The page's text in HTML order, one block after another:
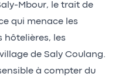
Mbour, le trait de
qui menace les
hôtelières, les
de Saly Coulang.
à compter du